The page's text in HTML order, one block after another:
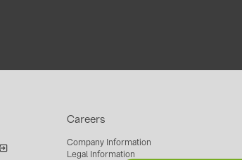
Careers
Company Information
Legal Information